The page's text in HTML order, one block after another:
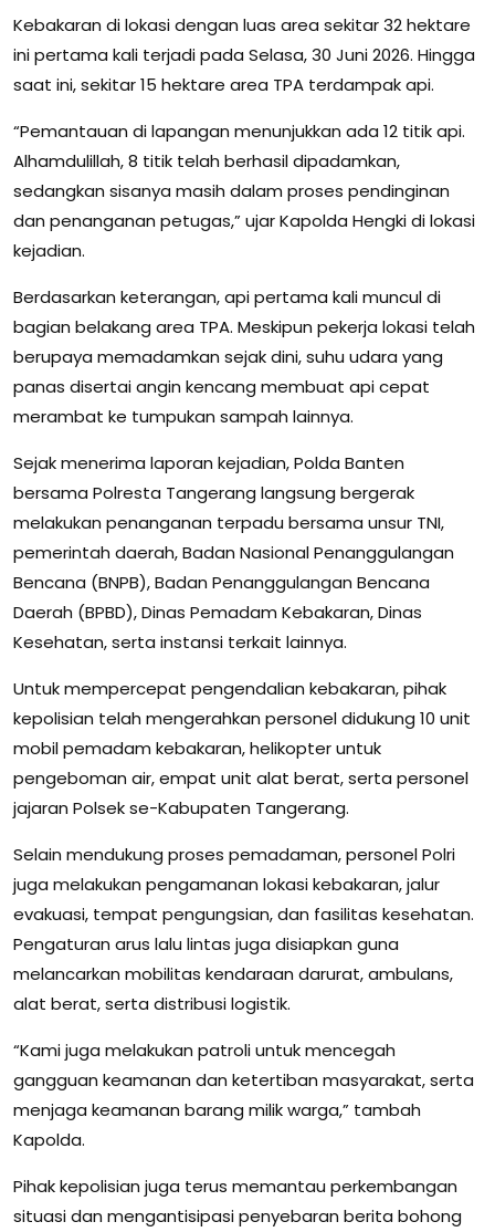
Kebakaran di lokasi dengan luas area sekitar 32 hektare
ini pertama kali terjadi pada Selasa, 30 Juni 2026. Hingga
saat ini, sekitar 15 hektare area TPA terdampak api.
“Pemantauan di lapangan menunjukkan ada 12 titik api.
Alhamdulillah, 8 titik telah berhasil dipadamkan,
sedangkan sisanya masih dalam proses pendinginan
dan penanganan petugas,” ujar Kapolda Hengki di lokasi
kejadian.
Berdasarkan keterangan, api pertama kali muncul di
bagian belakang area TPA. Meskipun pekerja lokasi telah
berupaya memadamkan sejak dini, suhu udara yang
panas disertai angin kencang membuat api cepat
merambat ke tumpukan sampah lainnya.
Sejak menerima laporan kejadian, Polda Banten
bersama Polresta Tangerang langsung bergerak
melakukan penanganan terpadu bersama unsur TNI,
pemerintah daerah, Badan Nasional Penanggulangan
Bencana (BNPB), Badan Penanggulangan Bencana
Daerah (BPBD), Dinas Pemadam Kebakaran, Dinas
Kesehatan, serta instansi terkait lainnya.
Untuk mempercepat pengendalian kebakaran, pihak
kepolisian telah mengerahkan personel didukung 10 unit
mobil pemadam kebakaran, helikopter untuk
pengeboman air, empat unit alat berat, serta personel
jajaran Polsek se-Kabupaten Tangerang.
Selain mendukung proses pemadaman, personel Polri
juga melakukan pengamanan lokasi kebakaran, jalur
evakuasi, tempat pengungsian, dan fasilitas kesehatan.
Pengaturan arus lalu lintas juga disiapkan guna
melancarkan mobilitas kendaraan darurat, ambulans,
alat berat, serta distribusi logistik.
“Kami juga melakukan patroli untuk mencegah
gangguan keamanan dan ketertiban masyarakat, serta
menjaga keamanan barang milik warga,” tambah
Kapolda.
Pihak kepolisian juga terus memantau perkembangan
situasi dan mengantisipasi penyebaran berita bohong